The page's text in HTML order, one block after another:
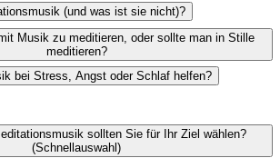
(und was ist sie nicht)?
Musik zu meditieren, oder sollte man in Stille
meditieren?
bei Stress, Angst oder Schlaf helfen?
sollten Sie für Ihr Ziel wählen?
(Schnellauswahl)